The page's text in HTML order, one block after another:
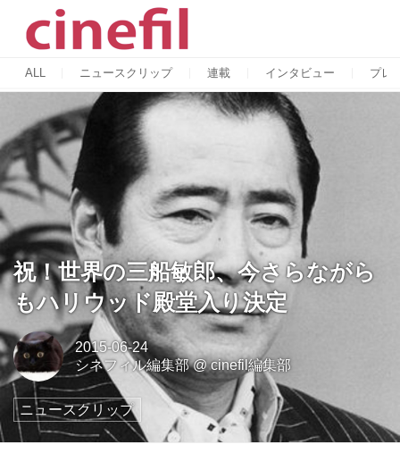
ALL ニュースクリップ 連載 インタビュー プレ
祝！世界の三船敏郎、今さらながら
もハリウッド殿堂入り決定
2015-06-24
シネフィル編集部@cinefil編集部
ニュースクリップ